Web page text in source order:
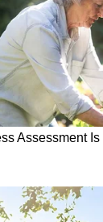
6-
സ്പീഡ്
ഗിയർബോക്‌സ്